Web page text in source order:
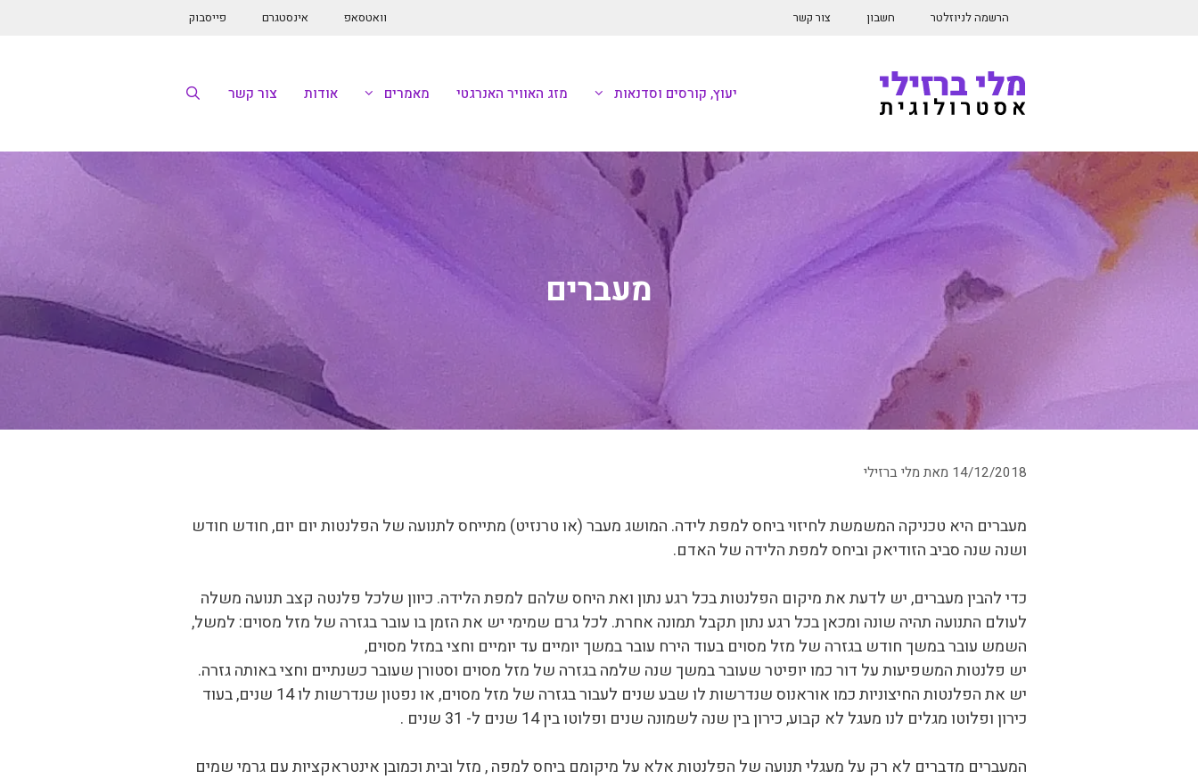
הרשמה לניוזלטר חשבון צור קשר פייסבוק אינסטגרם וואטסאפ
יעוץ, קורסים וסדנאות מזג האוויר האנרגטי מאמרים אודות צור קשר
מעברים
14/12/2018 מאת מלי ברזילי
מעברים היא טכניקה המשמשת לחיזוי ביחס למפת לידה. המושג מעבר (או טרנזיט) מתייחס לתנועה של הפלנטות יום יום, חודש חודש
ושנה שנה סביב הזודיאק וביחס למפת הלידה של האדם.
כדי להבין מעברים, יש לדעת את מיקום הפלנטות בכל רגע נתון ואת היחס שלהם למפת הלידה. כיוון שלכל פלנטה קצב תנועה משלה
לעולם התנועה תהיה שונה ומכאן בכל רגע נתון תקבל תמונה אחרת. לכל גרם שמימי יש את הזמן בו עובר בגזרה של מזל מסוים: למשל,
השמש עובר במשך חודש בגזרה של מזל מסוים בעוד הירח עובר במשך יומיים עד יומיים וחצי במזל מסוים,
יש פלנטות המשפיעות על דור כמו יופיטר שעובר במשך שנה שלמה בגזרה של מזל מסוים וסטורן שעובר כשנתיים וחצי באותה גזרה.
יש את הפלנטות החיצוניות כמו אוראנוס שנדרשות לו שבע שנים לעבור בגזרה של מזל מסוים, או נפטון שנדרשות לו 14 שנים, בעוד
כירון ופלוטו מגלים לנו מעגל לא קבוע, כירון בין שנה לשמונה שנים ופלוטו בין 14 שנים ל- 31 שנים .
המעברים מדברים לא רק על מעגלי תנועה של הפלנטות אלא על מיקומם ביחס למפה , מזל ובית וכמובן אינטראקציות עם גרמי שמים